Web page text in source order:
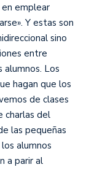
en emplear
Y estas son
sino
entre
Los
hagan que los
de clases
charlas del
las pequeñas
alumnos
a parir al